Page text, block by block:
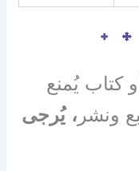
كتاب يُمنع
ونشر ، يُرجى